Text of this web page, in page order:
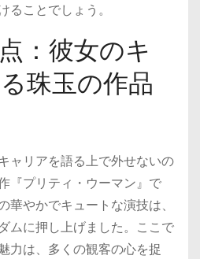
ることでしょう。
：彼女のキ
珠玉の作品
ャリアを語る上で外せないの
『プリティ・ウーマン』で
華やかでキュートな演技は、
ムに押し上げました。ここで
力は、多くの観客の心を捉